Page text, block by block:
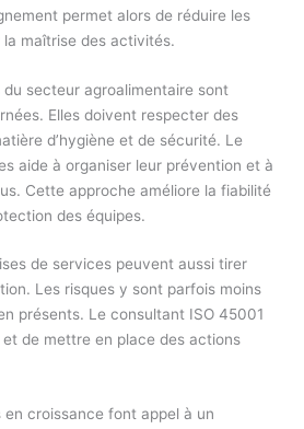
permet alors de réduire les
la maîtrise des activités.
secteur agroalimentaire sont
Elles doivent respecter des
d’hygiène et de sécurité. Le
aide à organiser leur prévention et à
Cette approche améliore la fiabilité
des équipes.
de services peuvent aussi tirer
Les risques y sont parfois moins
présents. Le consultant ISO 45001
de mettre en place des actions
en croissance font appel à un